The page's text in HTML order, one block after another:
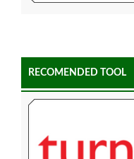
RECOMENDED TOOL